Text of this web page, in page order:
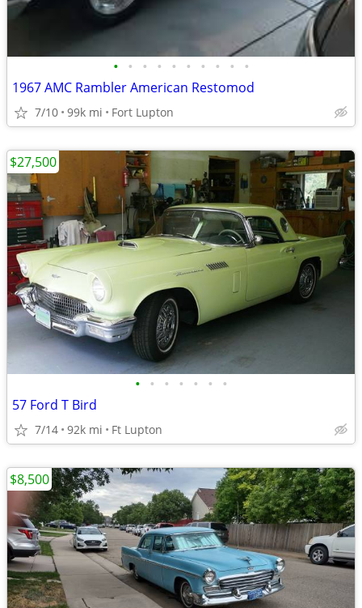
• • • • • • • • • •
1967 AMC Rambler American Restomod
7/10 99k mi Fort Lupton
• • • • • • •
57 Ford T Bird
7/14 92k mi Ft Lupton
$27,500
$8,500